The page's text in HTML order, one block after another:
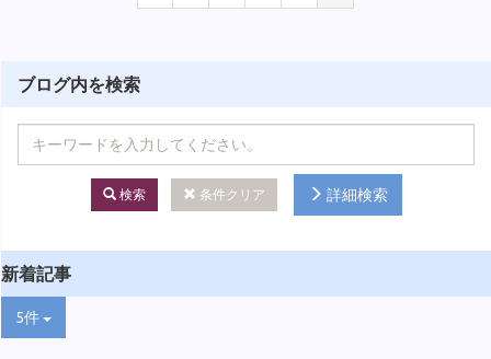
ブログ内を検索
検索 条件クリア 詳細検索
新着記事
5件